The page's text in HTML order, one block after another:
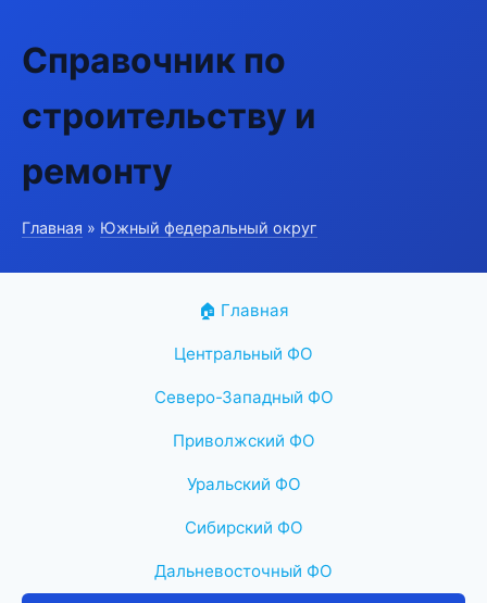
Справочник по
строительству и
ремонту
Главная » Южный федеральный округ
🏠 Главная
Центральный ФО
Северо-Западный ФО
Приволжский ФО
Уральский ФО
Сибирский ФО
Дальневосточный ФО